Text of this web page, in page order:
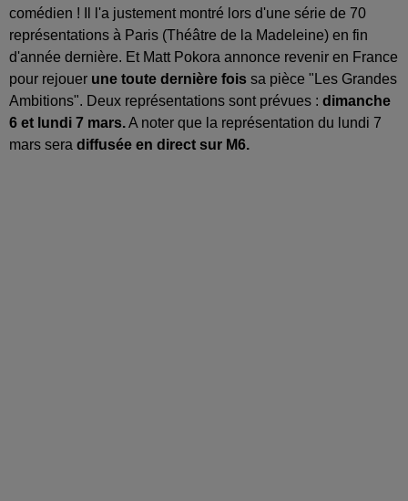
comédien ! Il l'a justement montré lors d'une série de 70
représentations à Paris (Théâtre de la Madeleine) en fin
d'année dernière. Et Matt Pokora annonce revenir en France
pour rejouer une toute dernière fois sa pièce "Les Grandes
Ambitions". Deux représentations sont prévues : dimanche
6 et lundi 7 mars.A noter que la représentation du lundi 7
mars sera diffusée en direct sur M6.